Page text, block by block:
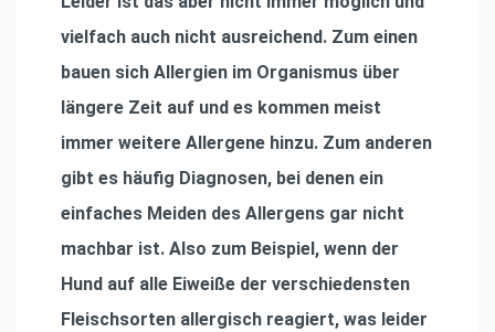
vielfach auch nicht ausreichend. Zum einen
bauen sich Allergien im Organismus über
längere Zeit auf und es kommen meist
immer weitere Allergene hinzu. Zum anderen
gibt es häuﬁg Diagnosen, bei denen ein
einfaches Meiden des Allergens gar nicht
machbar ist. Also zum Beispiel, wenn der
Hund auf alle Eiweiße der verschiedensten
Fleischsorten allergisch reagiert, was leider